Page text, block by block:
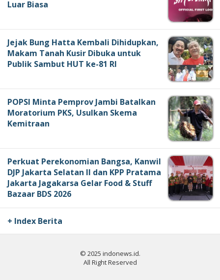
Luar Biasa
Jejak Bung Hatta Kembali Dihidupkan,
Makam Tanah Kusir Dibuka untuk
Publik Sambut HUT ke-81 RI
POPSI Minta Pemprov Jambi Batalkan
Moratorium PKS, Usulkan Skema
Kemitraan
Perkuat Perekonomian Bangsa, Kanwil
DJP Jakarta Selatan II dan KPP Pratama
Jakarta Jagakarsa Gelar Food & Stuff
Bazaar BDS 2026
+ Index Berita
© 2025 indonews.id.
All Right Reserved